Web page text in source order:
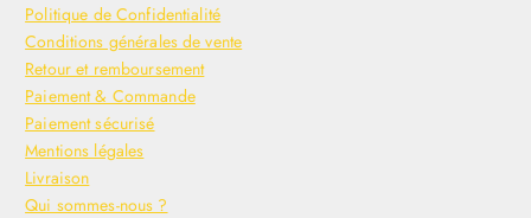
Politique de Confidentialité
Conditions générales de vente
Retour et remboursement
Paiement & Commande
Paiement sécurisé
Mentions légales
Livraison
Qui sommes-nous ?